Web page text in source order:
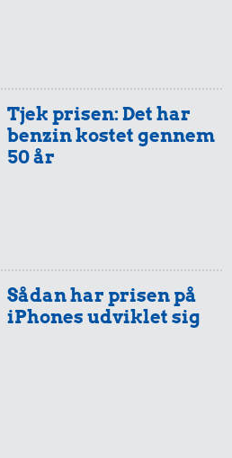
Tjek prisen: Det har
benzin kostet gennem
50 år
Sådan har prisen på
iPhones udviklet sig